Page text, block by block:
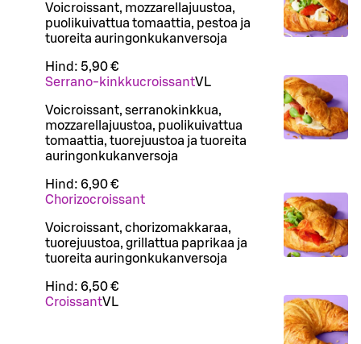
Voicroissant, mozzarellajuustoa,
puolikuivattua tomaattia, pestoa ja
tuoreita auringonkukanversoja
Hind: 5,90 €
Serrano-kinkkucroissantVL
Voicroissant, serranokinkkua,
mozzarellajuustoa, puolikuivattua
tomaattia, tuorejuustoa ja tuoreita
auringonkukanversoja
Hind: 6,90 €
Chorizocroissant
Voicroissant, chorizomakkaraa,
tuorejuustoa, grillattua paprikaa ja
tuoreita auringonkukanversoja
Hind: 6,50 €
CroissantVL